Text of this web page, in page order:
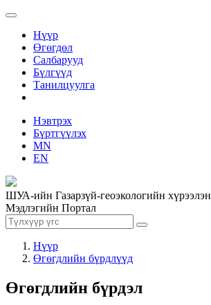
Нүүр
Өгөгдөл
Салбарууд
Бүлгүүд
Танилцуулга
Нэвтрэх
Бүртгүүлэх
MN
EN
ШУА-ийн Газарзүй-геоэкологийн хүрээлэн
Мэдлэгийн Портал
Нүүр
Өгөгдлийн бүрдлүүд
Өгөгдлийн бүрдэл